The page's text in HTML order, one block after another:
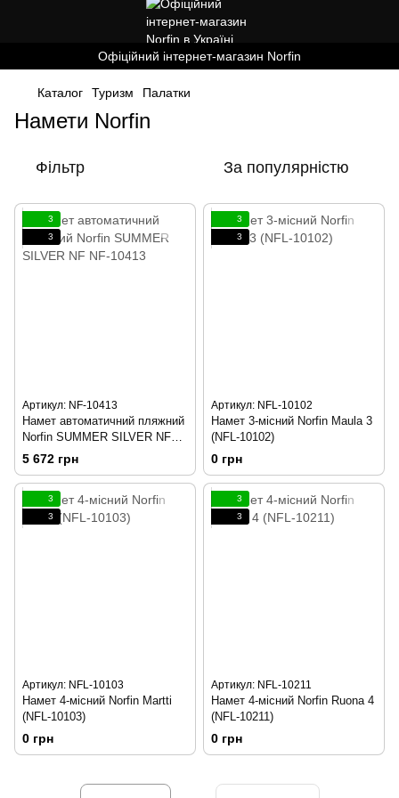
Офіційний інтернет-магазин Norfin
Каталог Туризм Палатки
Намети Norfin
Фільтр За популярністю
3
3
Артикул: NF-10413
Намет автоматичний пляжний
Norfin SUMMER SILVER NF
NF-10413
5 672 грн
3
3
Артикул: NFL-10102
Намет 3-місний Norfin Maula 3
(NFL-10102)
0 грн
3
3
Артикул: NFL-10103
Намет 4-місний Norfin Martti
(NFL-10103)
0 грн
3
3
Артикул: NFL-10211
Намет 4-місний Norfin Ruona 4
(NFL-10211)
0 грн